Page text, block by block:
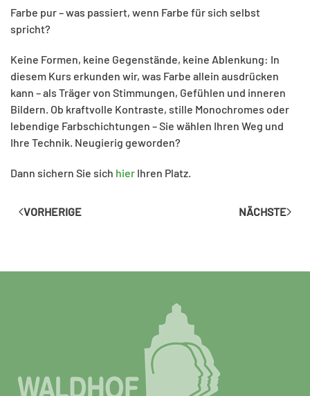
Farbe pur – was passiert, wenn Farbe für sich selbst
spricht?
Keine Formen, keine Gegenstände, keine Ablenkung: In
diesem Kurs erkunden wir, was Farbe allein ausdrücken
kann – als Träger von Stimmungen, Gefühlen und inneren
Bildern. Ob kraftvolle Kontraste, stille Monochromes oder
lebendige Farbschichtungen – Sie wählen Ihren Weg und
Ihre Technik. Neugierig geworden?
Dann sichern Sie sich hier Ihren Platz.
VORHERIGE NÄCHSTE